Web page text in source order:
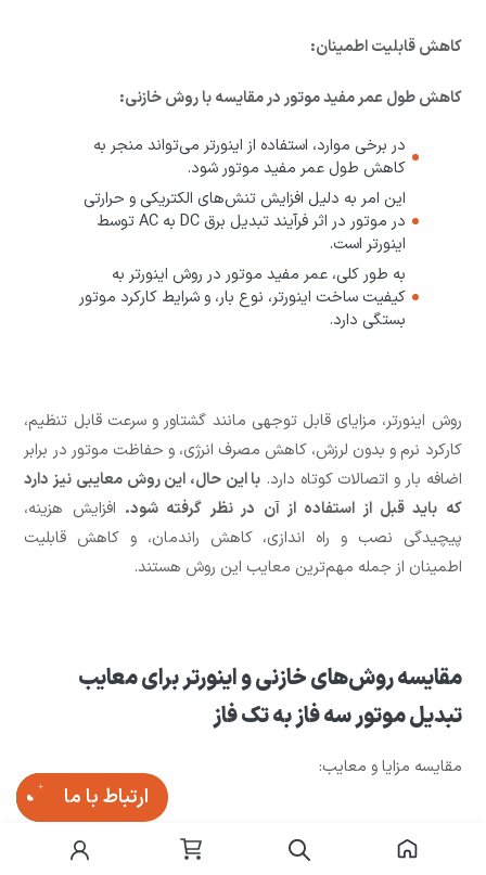
ارتباط با ما
کاهش قابلیت اطمینان:
کاهش طول عمر مفید موتور در مقایسه با روش خازنی:
در برخی موارد، استفاده از اینورتر می‌تواند منجر به
کاهش طول عمر مفید موتور شود.
این امر به دلیل افزایش تنش‌های الکتریکی و حرارتی
در موتور در اثر فرآیند تبدیل برق DC به AC توسط
اینورتر است.
به طور کلی، عمر مفید موتور در روش اینورتر به
کیفیت ساخت اینورتر، نوع بار، و شرایط کارکرد موتور
بستگی دارد.
روش اینورتر، مزایای قابل توجهی مانند گشتاور و سرعت قابل تنظیم،
کارکرد نرم و بدون لرزش، کاهش مصرف انرژی، و حفاظت موتور در برابر
اضافه بار و اتصالات کوتاه دارد. با این حال، این روش معایبی نیز دارد
که باید قبل از استفاده از آن در نظر گرفته شود. افزایش هزینه،
پیچیدگی نصب و راه اندازی، کاهش راندمان، و کاهش قابلیت
اطمینان از جمله مهم‌ترین معایب این روش هستند.
مقایسه روش‌های خازنی و اینورتر برای معایب
تبدیل موتور سه فاز به تک فاز
مقایسه مزایا و معایب: